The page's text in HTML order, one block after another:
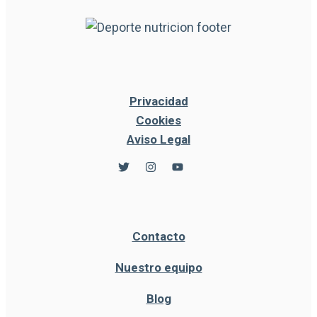
Privacidad
Cookies
Aviso Legal
Contacto
Nuestro equipo
Blog